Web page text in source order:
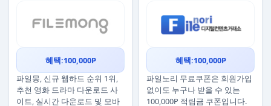
혜택:100,000P
파일몽, 신규 웹하드 순위 1위,
추천 영화 드라마 다운로드 사
이트, 실시간 다운로드 및 모바
혜택:100,000P
파일노리 무료쿠폰은 회원가입
없이도 누구나 받을 수 있는
100,000P 적립금 쿠폰입니다.